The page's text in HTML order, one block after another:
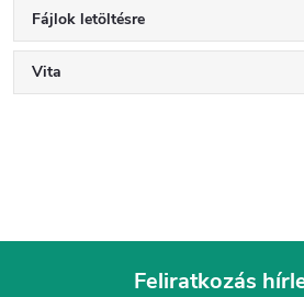
Fájlok letöltésre
Vita
Feliratkozás